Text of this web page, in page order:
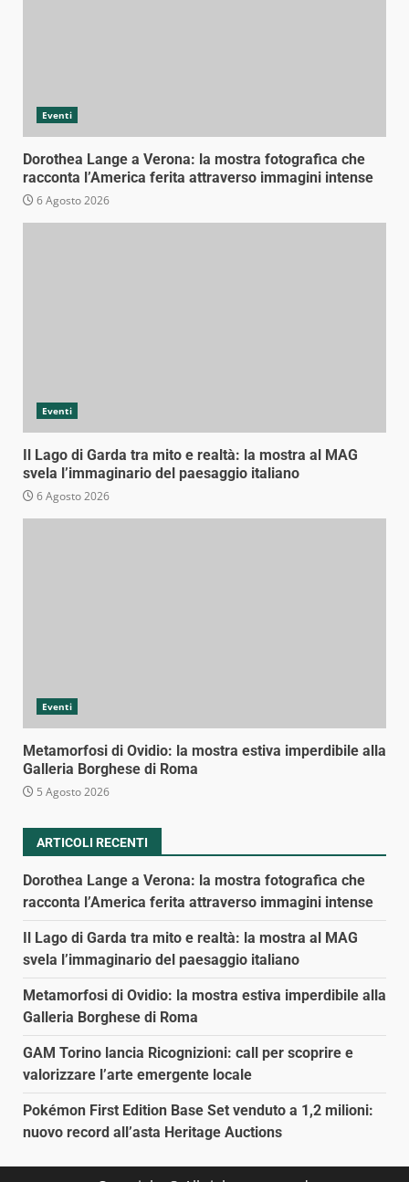
Eventi
Dorothea Lange a Verona: la mostra fotografica che
racconta l’America ferita attraverso immagini intense
6 Agosto 2026
Eventi
Il Lago di Garda tra mito e realtà: la mostra al MAG
svela l’immaginario del paesaggio italiano
6 Agosto 2026
Eventi
Metamorfosi di Ovidio: la mostra estiva imperdibile alla
Galleria Borghese di Roma
5 Agosto 2026
ARTICOLI RECENTI
Dorothea Lange a Verona: la mostra fotografica che
racconta l’America ferita attraverso immagini intense
Il Lago di Garda tra mito e realtà: la mostra al MAG
svela l’immaginario del paesaggio italiano
Metamorfosi di Ovidio: la mostra estiva imperdibile alla
Galleria Borghese di Roma
GAM Torino lancia Ricognizioni: call per scoprire e
valorizzare l’arte emergente locale
Pokémon First Edition Base Set venduto a 1,2 milioni:
nuovo record all’asta Heritage Auctions